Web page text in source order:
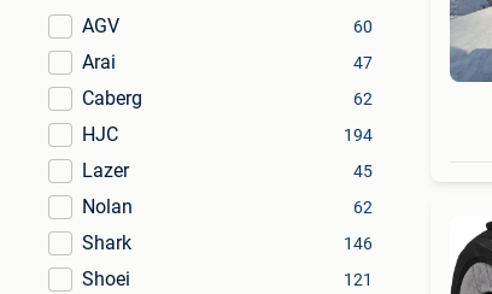
AGV
60
Arai 47
Caberg 62
HJC 194
Lazer 45
Nolan 62
Shark 146
Shoei 121